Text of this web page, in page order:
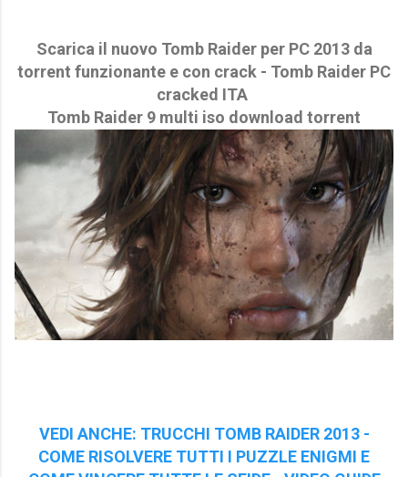
Scarica il nuovo Tomb Raider per PC 2013 da
torrent funzionante e con crack - Tomb Raider PC
cracked ITA
Tomb Raider 9 multi iso download torrent
VEDI ANCHE: TRUCCHI TOMB RAIDER 2013 -
COME RISOLVERE TUTTI I PUZZLE ENIGMI E